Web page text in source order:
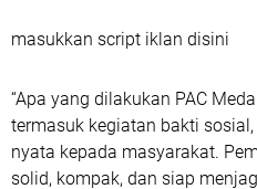
masukkan script iklan disini
“Apa yang dilakukan PAC
termasuk kegiatan bakti
nyata kepada masyarakat.
solid, kompak, dan siap